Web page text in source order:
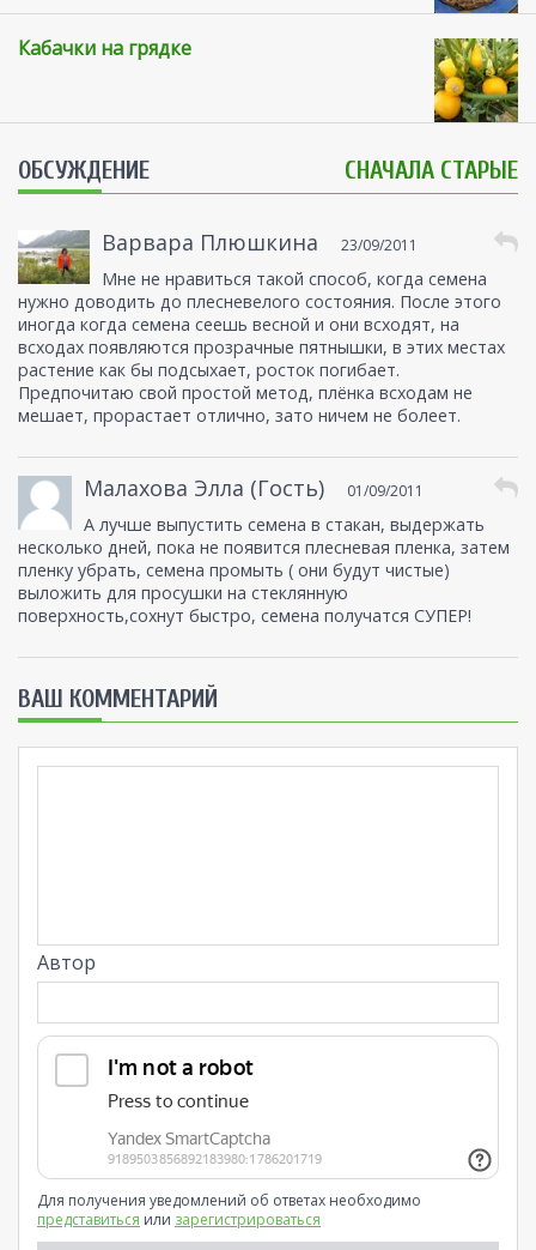
Кабачки на грядке
ОБСУЖДЕНИЕ СНАЧАЛА СТАРЫЕ
Варвара Плюшкина 23/09/2011
Мне не нравиться такой способ, когда семена
нужно доводить до плесневелого состояния. После этого
иногда когда семена сеешь весной и они всходят, на
всходах появляются прозрачные пятнышки, в этих местах
растение как бы подсыхает, росток погибает.
Предпочитаю свой простой метод, плёнка всходам не
мешает, прорастает отлично, зато ничем не болеет.
Малахова Элла (Гость) 01/09/2011
А лучше выпустить семена в стакан, выдержать
несколько дней, пока не появится плесневая пленка, затем
пленку убрать, семена промыть ( они будут чистые)
выложить для просушки на стеклянную
поверхность,сохнут быстро, семена получатся СУПЕР!
ВАШ КОММЕНТАРИЙ
Автор
Для получения уведомлений об ответах необходимо
представиться или зарегистрироваться